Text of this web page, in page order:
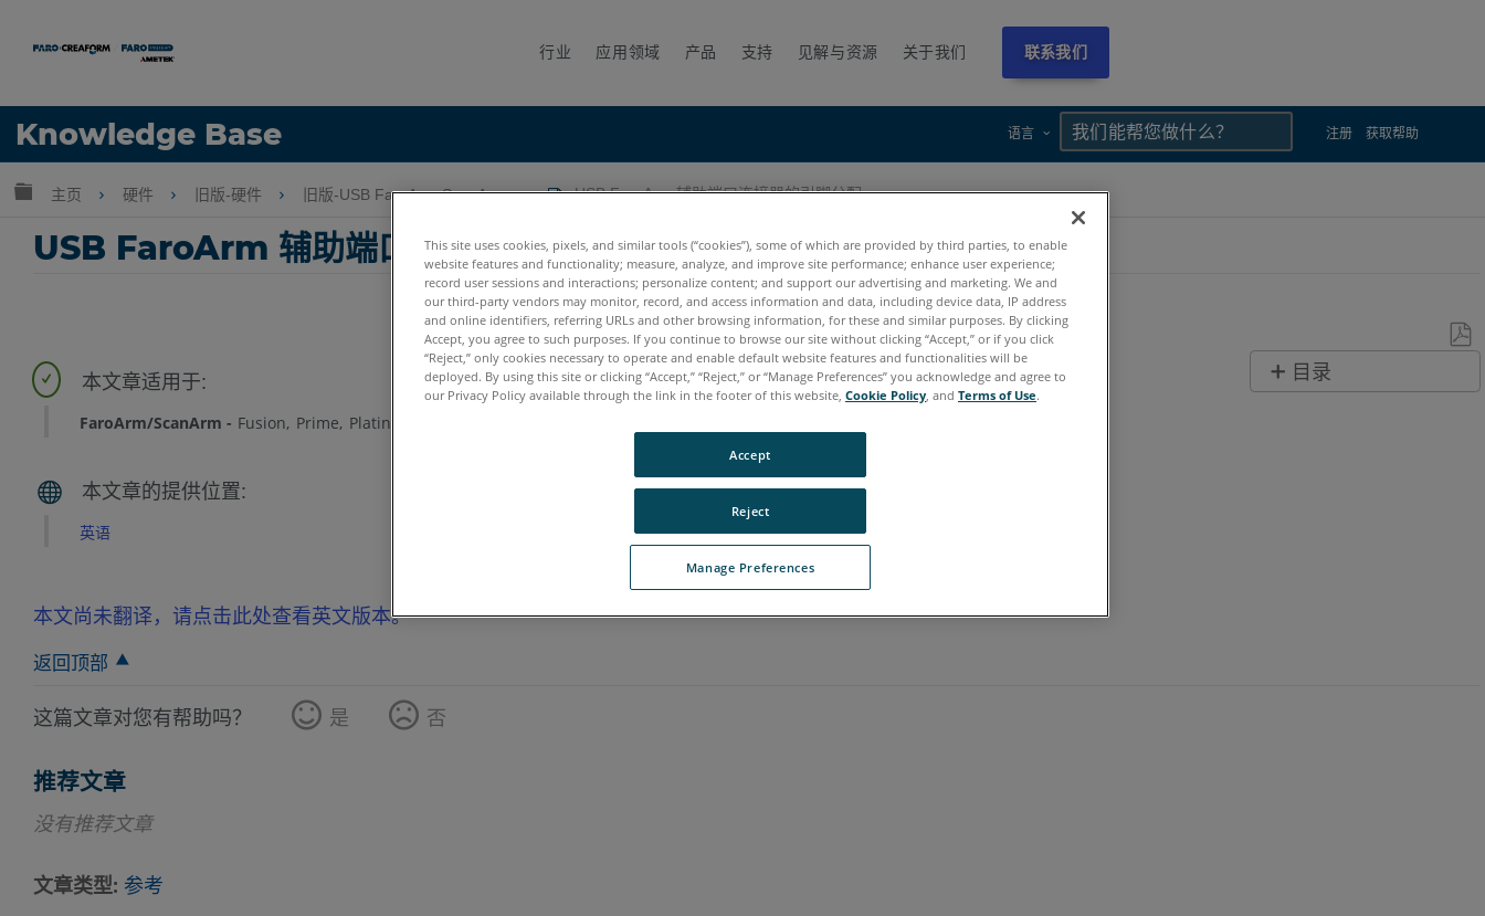
行业 应用领域 产品 支持 见解与资源 关于我们 联系我们
Knowledge Base 语言 注册 获取帮助
语言
扩展/隐缩全局层次
主页 硬件 旧版-硬件 旧版-USB FaroArm-ScanArm USB FaroArm 辅助端口连接器的引脚分配
USB FaroArm 辅助端口连接器的引脚分配
存
目录
FaroArm/ScanArm Fusion Prime Platinum
英语
本文尚未翻译，请点击此处查看英文版本。
返回顶部
这篇文章对您有帮助吗？ 是 否
推荐文章
没有推荐文章
文章类型 参考
This site uses cookies, pixels, and similar tools (“cookies”), some of which are provided by third parties, to enable
website features and functionality; measure, analyze, and improve site performance; enhance user experience;
record user sessions and interactions; personalize content; and support our advertising and marketing. We and
our third-party vendors may monitor, record, and access information and data, including device data, IP address
and online identifiers, referring URLs and other browsing information, for these and similar purposes. By clicking
Accept, you agree to such purposes. If you continue to browse our site without clicking “Accept,” or if you click
“Reject,” only cookies necessary to operate and enable default website features and functionalities will be
deployed. By using this site or clicking “Accept,” “Reject,” or “Manage Preferences” you acknowledge and agree to
our Privacy Policy available through the link in the footer of this website, Cookie Policy, and Terms of Use.
Manage Preferences
Reject
Accept